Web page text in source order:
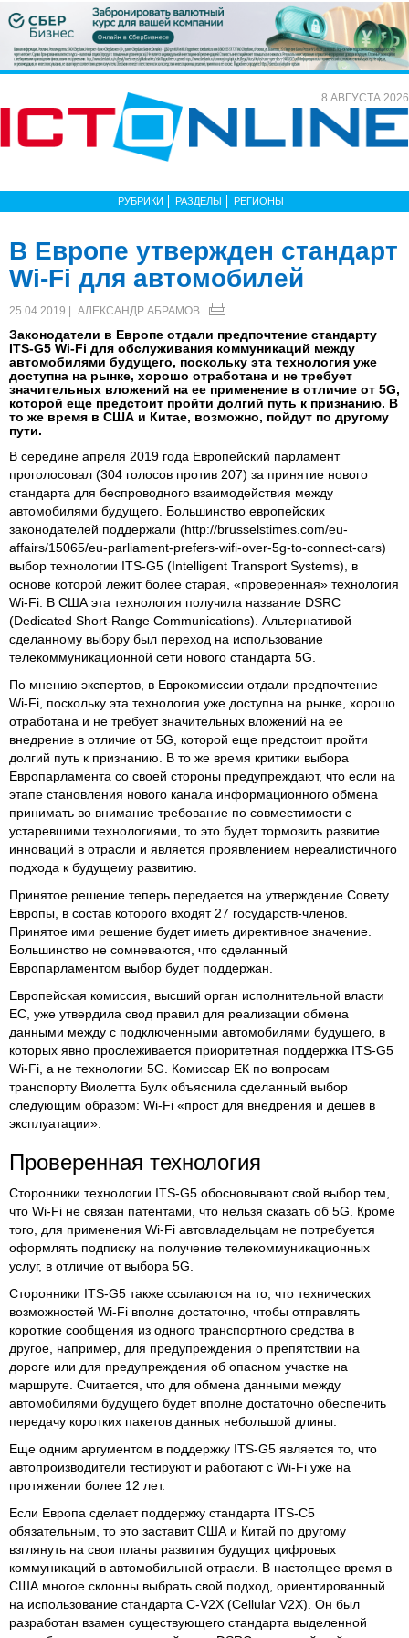
8 АВГУСТА 2026
РУБРИКИ РАЗДЕЛЫ РЕГИОНЫ
В Европе утвержден стандарт
Wi-Fi для автомобилей
25.04.2019 | АЛЕКСАНДР АБРАМОВ
Законодатели в Европе отдали предпочтение стандарту
ITS-G5 Wi-Fi для обслуживания коммуникаций между
автомобилями будущего, поскольку эта технология уже
доступна на рынке, хорошо отработана и не требует
значительных вложений на ее применение в отличие от 5G,
которой еще предстоит пройти долгий путь к признанию. В
то же время в США и Китае, возможно, пойдут по другому
пути.
В середине апреля 2019 года Европейский парламент
проголосовал (304 голосов против 207) за принятие нового
стандарта для беспроводного взаимодействия между
автомобилями будущего. Большинство европейских
законодателей поддержали (http://brusselstimes.com/eu-
affairs/15065/eu-parliament-prefers-wifi-over-5g-to-connect-cars)
выбор технологии ITS-G5 (Intelligent Transport Systems), в
основе которой лежит более старая, «проверенная» технология
Wi-Fi. В США эта технология получила название DSRC
(Dedicated Short-Range Communications). Альтернативой
сделанному выбору был переход на использование
телекоммуникационной сети нового стандарта 5G.
По мнению экспертов, в Еврокомиссии отдали предпочтение
Wi-Fi, поскольку эта технология уже доступна на рынке, хорошо
отработана и не требует значительных вложений на ее
внедрение в отличие от 5G, которой еще предстоит пройти
долгий путь к признанию. В то же время критики выбора
Европарламента со своей стороны предупреждают, что если на
этапе становления нового канала информационного обмена
принимать во внимание требование по совместимости с
устаревшими технологиями, то это будет тормозить развитие
инноваций в отрасли и является проявлением нереалистичного
подхода к будущему развитию.
Принятое решение теперь передается на утверждение Совету
Европы, в состав которого входят 27 государств-членов.
Принятое ими решение будет иметь директивное значение.
Большинство не сомневаются, что сделанный
Европарламентом выбор будет поддержан.
Европейская комиссия, высший орган исполнительной власти
ЕС, уже утвердила свод правил для реализации обмена
данными между с подключенными автомобилями будущего, в
которых явно прослеживается приоритетная поддержка ITS-G5
Wi-Fi, а не технологии 5G. Комиссар ЕК по вопросам
транспорту Виолетта Булк объяснила сделанный выбор
следующим образом: Wi-Fi «прост для внедрения и дешев в
эксплуатации».
Проверенная технология
Сторонники технологии ITS-G5 обосновывают свой выбор тем,
что Wi-Fi не связан патентами, что нельзя сказать об 5G. Кроме
того, для применения Wi-Fi автовладельцам не потребуется
оформлять подписку на получение телекоммуникационных
услуг, в отличие от выбора 5G.
Сторонники ITS-G5 также ссылаются на то, что технических
возможностей Wi-Fi вполне достаточно, чтобы отправлять
короткие сообщения из одного транспортного средства в
другое, например, для предупреждения о препятствии на
дороге или для предупреждения об опасном участке на
маршруте. Считается, что для обмена данными между
автомобилями будущего будет вполне достаточно обеспечить
передачу коротких пакетов данных небольшой длины.
Еще одним аргументом в поддержку ITS-G5 является то, что
автопроизводители тестируют и работают с Wi-Fi уже на
протяжении более 12 лет.
Если Европа сделает поддержку стандарта ITS-C5
обязательным, то это заставит США и Китай по другому
взглянуть на свои планы развития будущих цифровых
коммуникаций в автомобильной отрасли. В настоящее время в
США многое склонны выбрать свой подход, ориентированный
на использование стандарта C-V2X (Cellular V2X). Он был
разработан взамен существующего стандарта выделенной